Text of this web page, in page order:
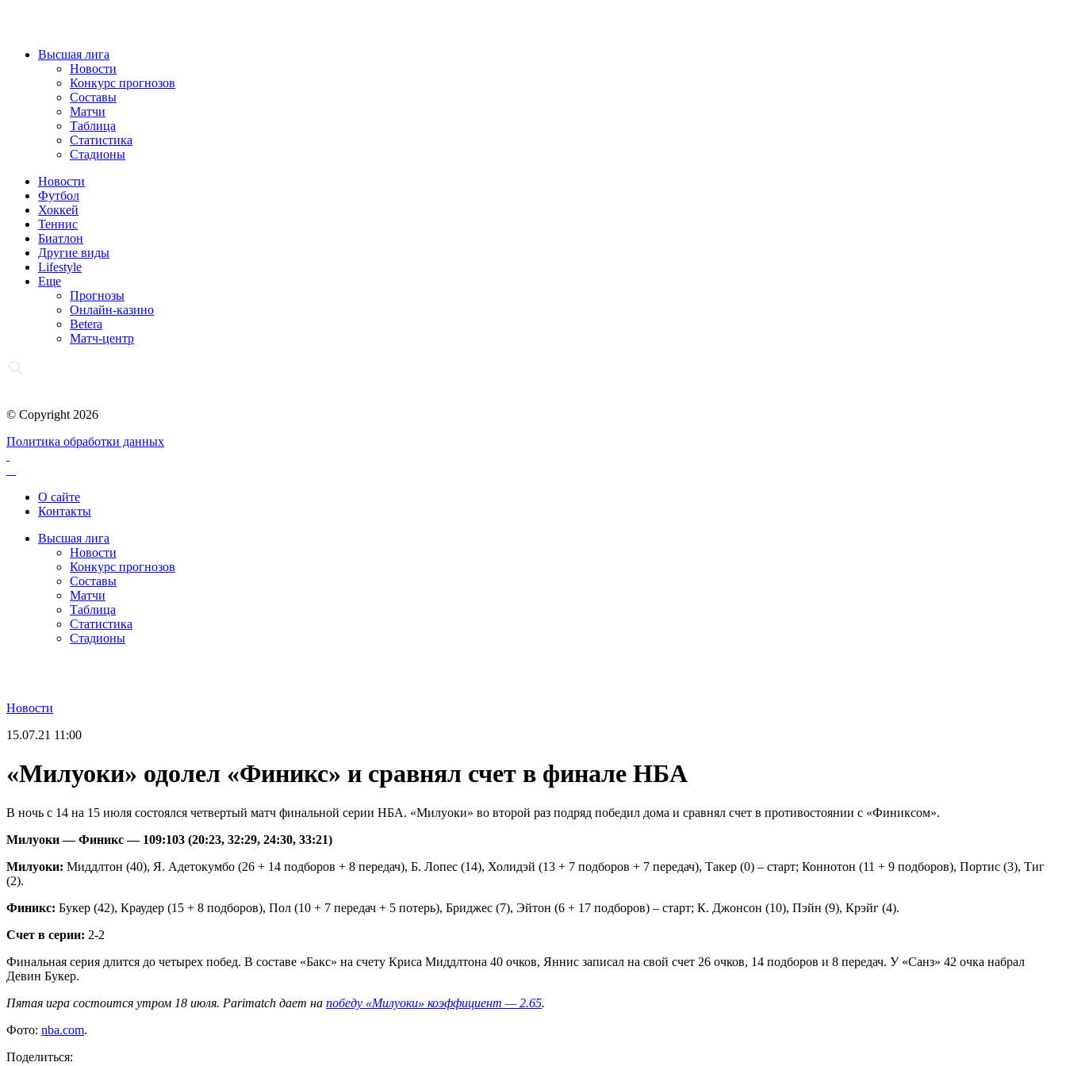
Высшая лига
Новости
Конкурс прогнозов
Составы
Матчи
Таблица
Статистика
Стадионы
Новости
Футбол
Хоккей
Теннис
Биатлон
Другие виды
Lifestyle
Еще
Прогнозы
Онлайн-казино
Betera
Матч-центр
© Copyright 2026
Политика обработки данных
О сайте
Контакты
Высшая лига
Новости
Конкурс прогнозов
Составы
Матчи
Таблица
Статистика
Стадионы
Новости
15.07.21 11:00
«Милуоки» одолел «Финикс» и сравнял счет в финале НБА
В ночь с 14 на 15 июля состоялся четвертый матч финальной серии НБА. «Милуоки» во второй раз подряд победил дома и сравнял счет в противостоянии с «Финиксом».
Милуоки — Финикс — 109:103 (20:23, 32:29, 24:30, 33:21)
Милуоки: Миддлтон (40), Я. Адетокумбо (26 + 14 подборов + 8 передач), Б. Лопес (14), Холидэй (13 + 7 подборов + 7 передач), Такер (0) – старт; Коннотон (11 + 9 подборов), Портис (3), Тиг
(2).
Финикс: Букер (42), Краудер (15 + 8 подборов), Пол (10 + 7 передач + 5 потерь), Бриджес (7), Эйтон (6 + 17 подборов) – старт; К. Джонсон (10), Пэйн (9), Крэйг (4).
Счет в серии: 2-2
Финальная серия длится до четырех побед. В составе «Бакс» на счету Криса Миддлтона 40 очков, Яннис записал на свой счет 26 очков, 14 подборов и 8 передач. У «Санз» 42 очка набрал
Девин Букер.
Пятая игра состоится утром 18 июля. Parimatch дает на победу «Милуоки» коэффициент — 2.65.
Фото: nba.com.
Поделиться: